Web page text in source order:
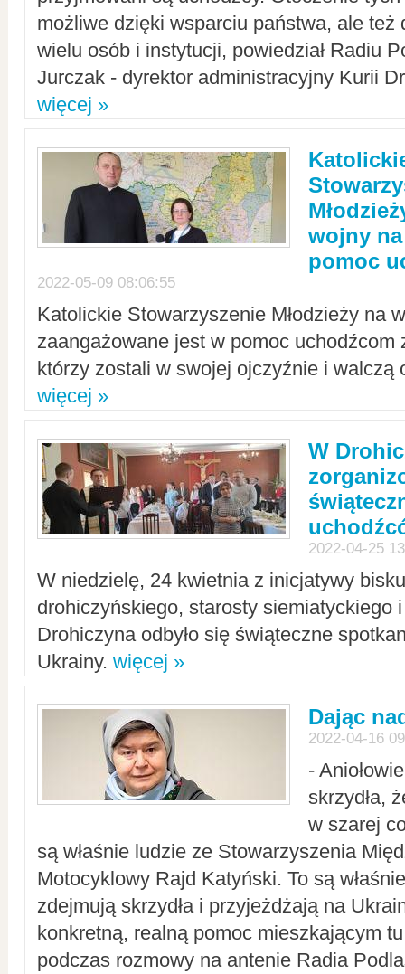
możliwe dzięki wsparciu państwa, ale też
wielu osób i instytucji, powiedział Radiu
Jurczak - dyrektor administracyjny Kurii
więcej »
wojny
pomoc
2022-05-09 08:06:55
Katolickie Stowarzyszenie Młodzieży na
zaangażowane jest w pomoc uchodźcom
którzy zostali w swojej ojczyźnie i walczą
więcej »
W
2022-04-25
W niedzielę, 24 kwietnia z inicjatywy
drohiczyńskiego, starosty siemiatyckiego
Drohiczyna odbyło się świąteczne
Ukrainy. więcej »
Dając
2022-04-16
-
skrzydła,
w szarej
są właśnie ludzie ze Stowarzyszenia
Motocyklowy Rajd Katyński. To są
zdejmują skrzydła i przyjeżdżają na
konkretną, realną pomoc mieszkającym
podczas rozmowy na antenie Radia